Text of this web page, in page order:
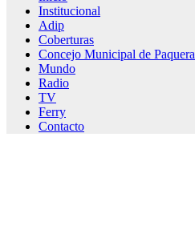
Institucional
Adip
Coberturas
Concejo Municipal de Paquera
Mundo
Radio
TV
Ferry
Contacto